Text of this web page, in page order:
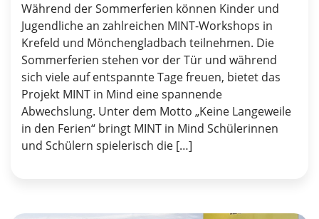
Während der Sommerferien können Kinder und
Jugendliche an zahlreichen MINT-Workshops in
Krefeld und Mönchengladbach teilnehmen. Die
Sommerferien stehen vor der Tür und während
sich viele auf entspannte Tage freuen, bietet das
Projekt MINT in Mind eine spannende
Abwechslung. Unter dem Motto „Keine Langeweile
in den Ferien“ bringt MINT in Mind Schülerinnen
und Schülern spielerisch die […]